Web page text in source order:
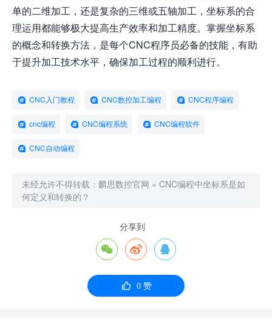
单的二维加工，还是复杂的三维或五轴加工，坐标系的合
理运用都能够极大提高生产效率和加工精度。掌握坐标系
的概念和转换方法，是每个CNC程序员必备的技能，有助
于提升加工技术水平，确保加工过程的顺利进行。
CNC入门教程 CNC数控加工编程 CNC程序编程
cnc编程 CNC编程系统 CNC编程软件
CNC自动编程
未经允许不得转载： 麟思数控官网 » CNC编程中坐标系是如
何定义和转换的？
分享到
  
 0赞